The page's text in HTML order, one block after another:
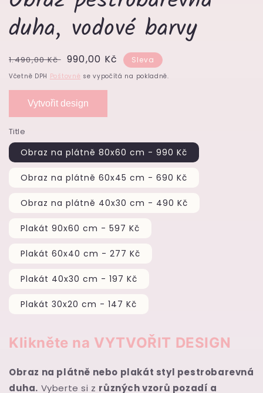
duha, vodové barvy
Běžná
cena
1.490,00 Kč Výprodejová
cena
990,00 Kč Sleva
Včetně DPH Poštovné se vypočítá na pokladně.
Vytvořit design
Title
Obraz na plátně 80x60 cm - 990 Kč
Obraz na plátně 60x45 cm - 690 Kč
Obraz na plátně 40x30 cm - 490 Kč
Plakát 90x60 cm - 597 Kč
Plakát 60x40 cm - 277 Kč
Plakát 40x30 cm - 197 Kč
Plakát 30x20 cm - 147 Kč
Klikněte na VYTVOŘIT DESIGN
Obraz na plátně nebo plakát styl pestrobarevná
duha. Vyberte si z různých vzorů pozadí a